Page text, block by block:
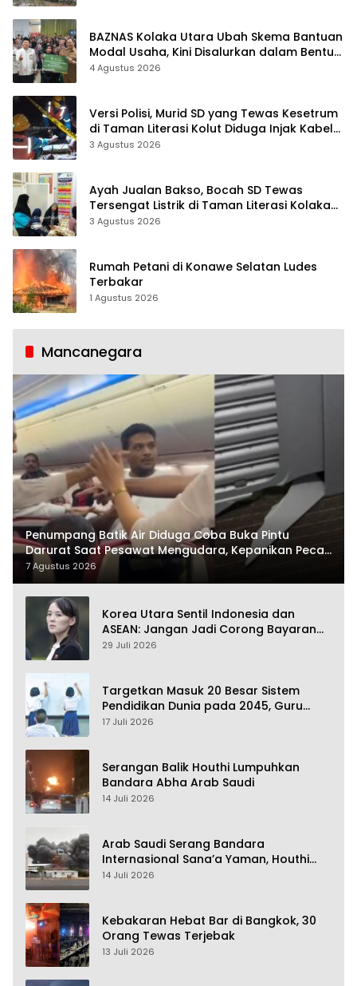
BAZNAS Kolaka Utara Ubah Skema Bantuan
Modal Usaha, Kini Disalurkan dalam Bentuk
Barang Senilai Rp419,5 Juta
4 Agustus 2026
Versi Polisi, Murid SD yang Tewas Kesetrum
di Taman Literasi Kolut Diduga Injak Kabel
Beraliran Listrik
3 Agustus 2026
Ayah Jualan Bakso, Bocah SD Tewas
Tersengat Listrik di Taman Literasi Kolaka
Utara
3 Agustus 2026
Rumah Petani di Konawe Selatan Ludes
Terbakar
1 Agustus 2026
Mancanegara
Penumpang Batik Air Diduga Coba Buka Pintu
Darurat Saat Pesawat Mengudara, Kepanikan Pecah
di Dalam Kabin
7 Agustus 2026
Korea Utara Sentil Indonesia dan
ASEAN: Jangan Jadi Corong Bayaran
Amerika Serikat
29 Juli 2026
Targetkan Masuk 20 Besar Sistem
Pendidikan Dunia pada 2045, Guru
Dapat Tunjangan hingga 100 Persen
17 Juli 2026
Serangan Balik Houthi Lumpuhkan
Bandara Abha Arab Saudi
14 Juli 2026
Arab Saudi Serang Bandara
Internasional Sana’a Yaman, Houthi
Siap Serang Balik
14 Juli 2026
Kebakaran Hebat Bar di Bangkok, 30
Orang Tewas Terjebak
13 Juli 2026